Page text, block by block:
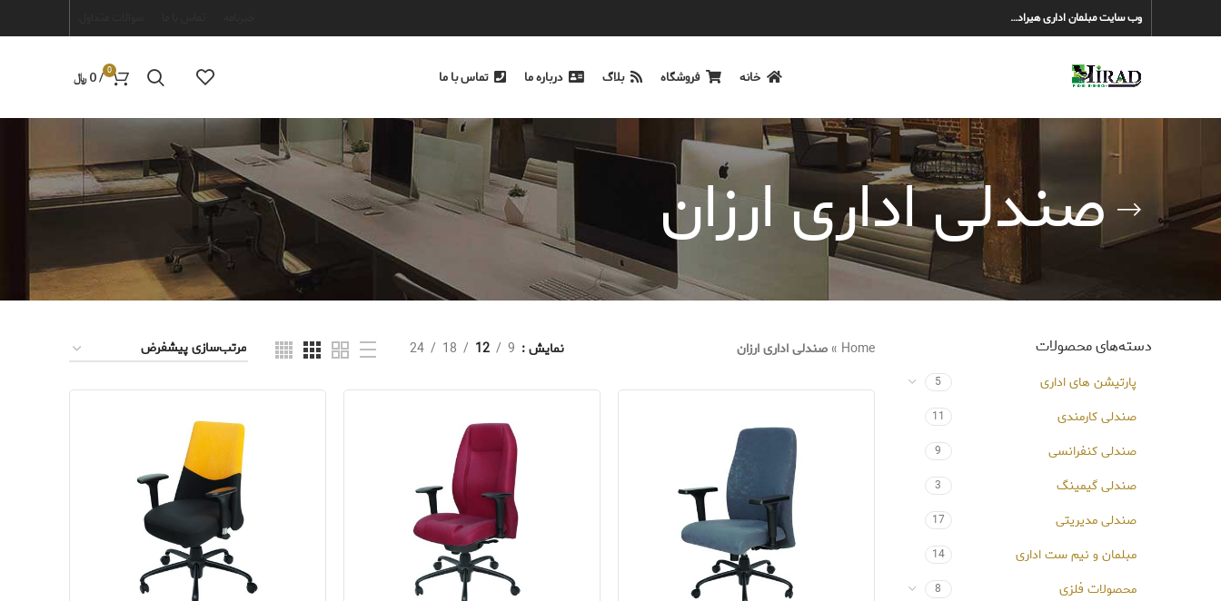
وب سایت مبلمان اداری هیراد…
خانه فروشگاه بلاگ درباره ما تماس با ما 0
/
0 ﷼
صندلی اداری ارزان
دسته‌های محصولات
پارتیشن های اداری 5
صندلی کارمندی 11
صندلی کنفرانسی 9
صندلی گیمینگ 3
صندلی مدیریتی 17
مبلمان و نیم ست اداری 14
محصولات فلزی 8
Home
»صندلی اداری ارزان نمایش 9
12
18
24